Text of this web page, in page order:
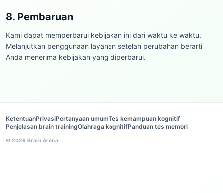
8. Pembaruan
Kami dapat memperbarui kebijakan ini dari waktu ke waktu.
Melanjutkan penggunaan layanan setelah perubahan berarti
Anda menerima kebijakan yang diperbarui.
KetentuanPrivasiPertanyaan umumTes kemampuan kognitif
Penjelasan brain trainingOlahraga kognitifPanduan tes memori
© 2026 Brain Arena